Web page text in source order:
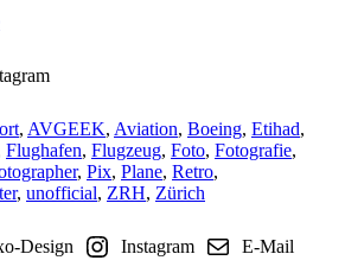
, AVGEEK, Aviation, Boeing, Etihad,
Flughafen, Flugzeug, Foto, Fotografie,
, Pix, Plane, Retro,
, unofficial, ZRH, Zürich
Design Instagram E-Mail